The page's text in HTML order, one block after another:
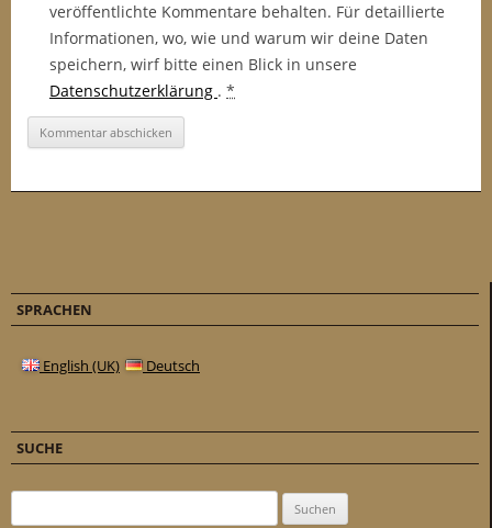
veröffentlichte Kommentare behalten. Für detaillierte
Informationen, wo, wie und warum wir deine Daten
speichern, wirf bitte einen Blick in unsere
Datenschutzerklärung . *
SPRACHEN
English (UK) Deutsch
SUCHE